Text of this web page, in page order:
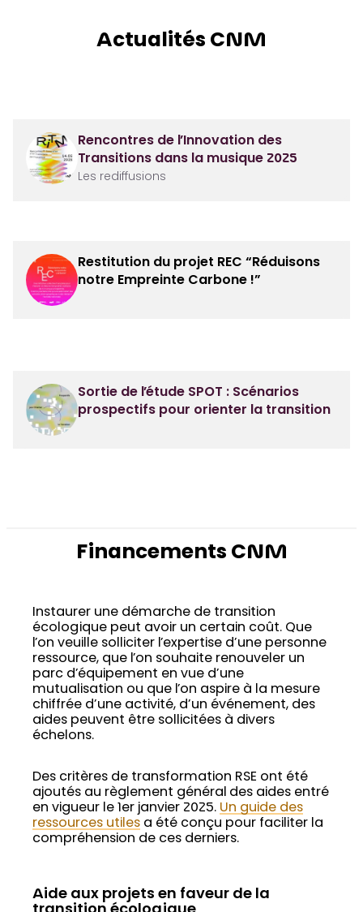
Actualités CNM
Rencontres de l’Innovation des
Transitions dans la musique 2025
Les rediffusions
Restitution du projet REC “Réduisons
notre Empreinte Carbone !”
Sortie de l’étude SPOT : Scénarios
prospectifs pour orienter la transition
Financements CNM
Instaurer une démarche de transition
écologique peut avoir un certain coût. Que
l’on veuille solliciter l’expertise d’une personne
ressource, que l’on souhaite renouveler un
parc d’équipement en vue d’une
mutualisation ou que l’on aspire à la mesure
chiffrée d’une activité, d’un événement, des
aides peuvent être sollicitées à divers
échelons.
Des critères de transformation RSE ont été
ajoutés au règlement général des aides entré
en vigueur le 1er janvier 2025. Un guide des
ressources utiles a été conçu pour faciliter la
compréhension de ces derniers.
Aide aux projets en faveur de la